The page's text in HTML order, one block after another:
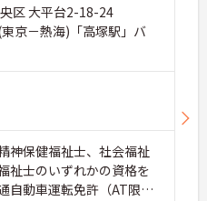
区 大平台2-18-24
京－熱海)「高塚駅」バ
神保健福祉士、社会福祉
祉士のいずれかの資格を
自動車運転免許（AT限定